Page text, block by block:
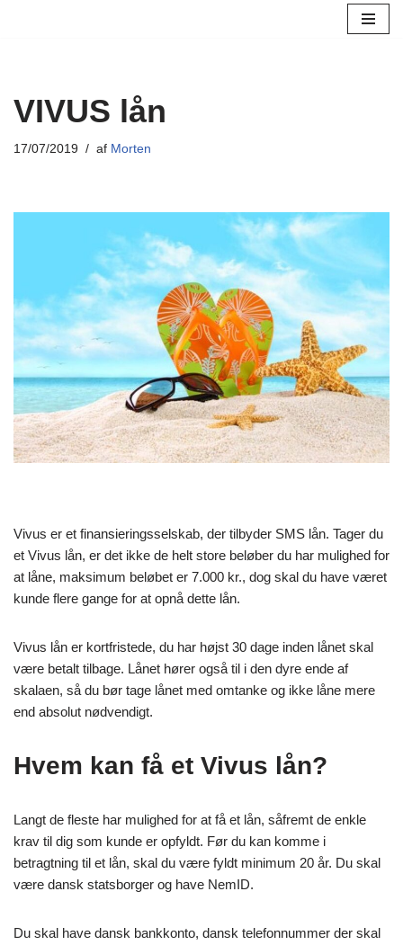
VIVUS lån
17/07/2019 af Morten
Vivus er et finansieringsselskab, der tilbyder SMS lån. Tager du
et Vivus lån, er det ikke de helt store beløber du har mulighed for
at låne, maksimum beløbet er 7.000 kr., dog skal du have været
kunde flere gange for at opnå dette lån.
Vivus lån er kortfristede, du har højst 30 dage inden lånet skal
være betalt tilbage. Lånet hører også til i den dyre ende af
skalaen, så du bør tage lånet med omtanke og ikke låne mere
end absolut nødvendigt.
Hvem kan få et Vivus lån?
Langt de fleste har mulighed for at få et lån, såfremt de enkle
krav til dig som kunde er opfyldt. Før du kan komme i
betragtning til et lån, skal du være fyldt minimum 20 år. Du skal
være dansk statsborger og have NemID.
Du skal have dansk bankkonto, dansk telefonnummer der skal